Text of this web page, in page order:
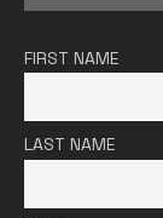
FIRST NAME
LAST NAME